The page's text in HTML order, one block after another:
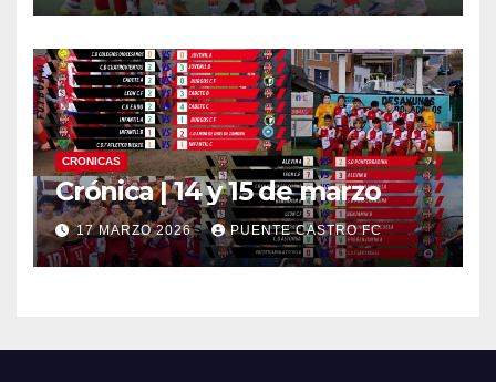
CRONICAS
Crónica | 14 y 15 de marzo
17 MARZO 2026 PUENTE CASTRO FC